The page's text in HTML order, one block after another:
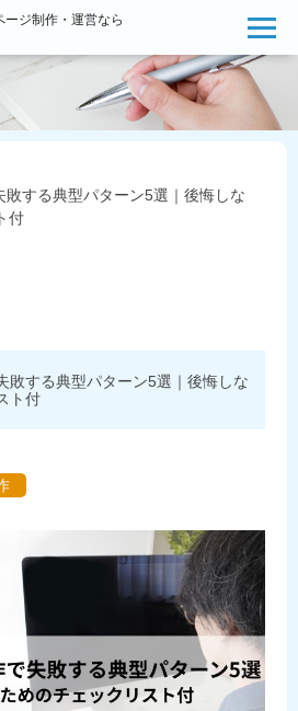
ジ制作・運営なら
敗する典型パターン5選｜後悔しな
付
敗する典型パターン5選｜後悔しな
ト付